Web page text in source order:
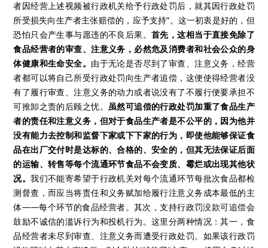
者因经营上述视频被行政机关给予行政处罚后，就其因行政处罚
所受损失向生产者主张赔偿的，应予支持”。这一初衷是好的，但
恐怕只会产生事与愿违的不良后果。首先，这相当于直接免除了
食品经营者的审查、注意义务，必然危及消费者和社会公众的身
体健康和生命安全。 由于无论是否尽到了审查、注意义务，经营
者都可以将自己所受行政处罚向生产者追偿，这便使得经营者没
有了履行审查、注意义务的动力或者说没有了不履行便要承担不
可推卸之责的后顾之忧。 虽然可追偿的行政处罚加重了食品生产
者的责任和注意义务，但对于食品生产者是不公平的，因为他并
没有能力去控制和监督下家或下下家的行为，即使他能够保证食
品在出厂交付时是达标的、合格的、安全的，但其无法保证后面
的运输、转售等每个流通环节食品不会变质、霉烂或出现其他状
况。我们不能寄希望于行政机关对每个流通环节每批次食品都检
测督查，而应当将责任和义务赋加给履行注意义务成本最低的主
体——每个环节的食品经营者。其次，支持行政罚没款可追偿会
鼓励不诚信的滥诉行为和投机行为。这里分两种情况：其一，食
品经营者未尽到审查、注意义务而遭受行政处罚。如果该行政罚